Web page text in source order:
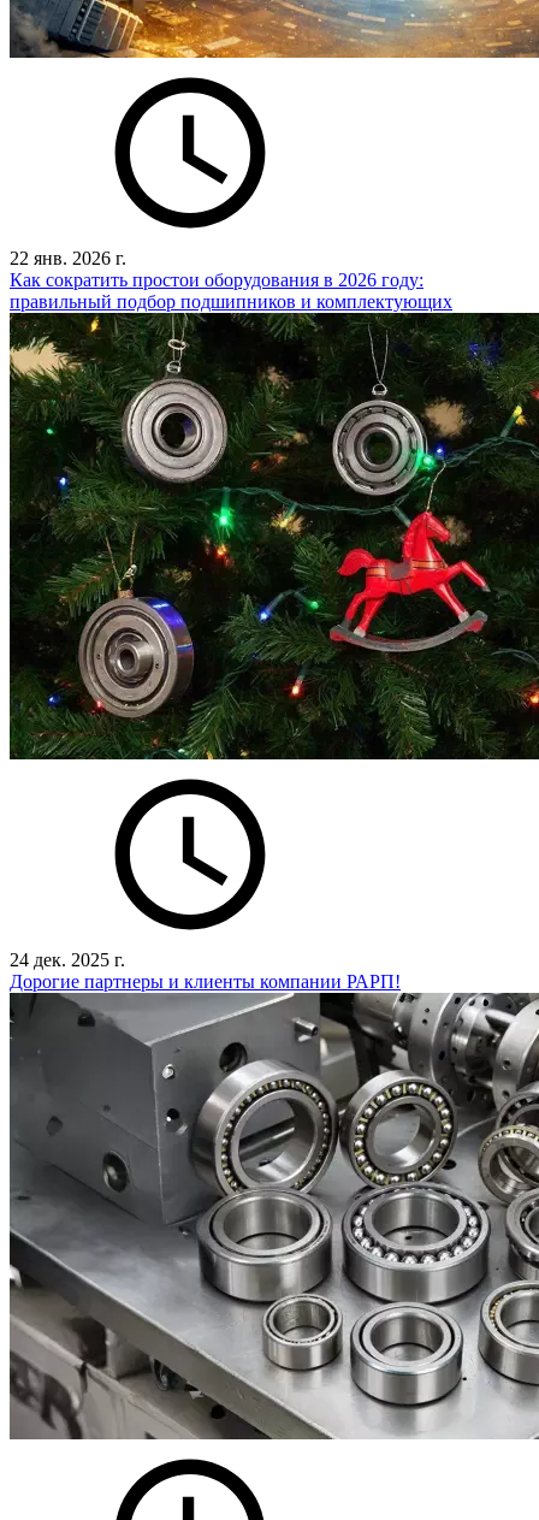
22 янв. 2026 г.
Как сократить простои оборудования в 2026 году:
правильный подбор подшипников и комплектующих
24 дек. 2025 г.
Дорогие партнеры и клиенты компании РАРП!